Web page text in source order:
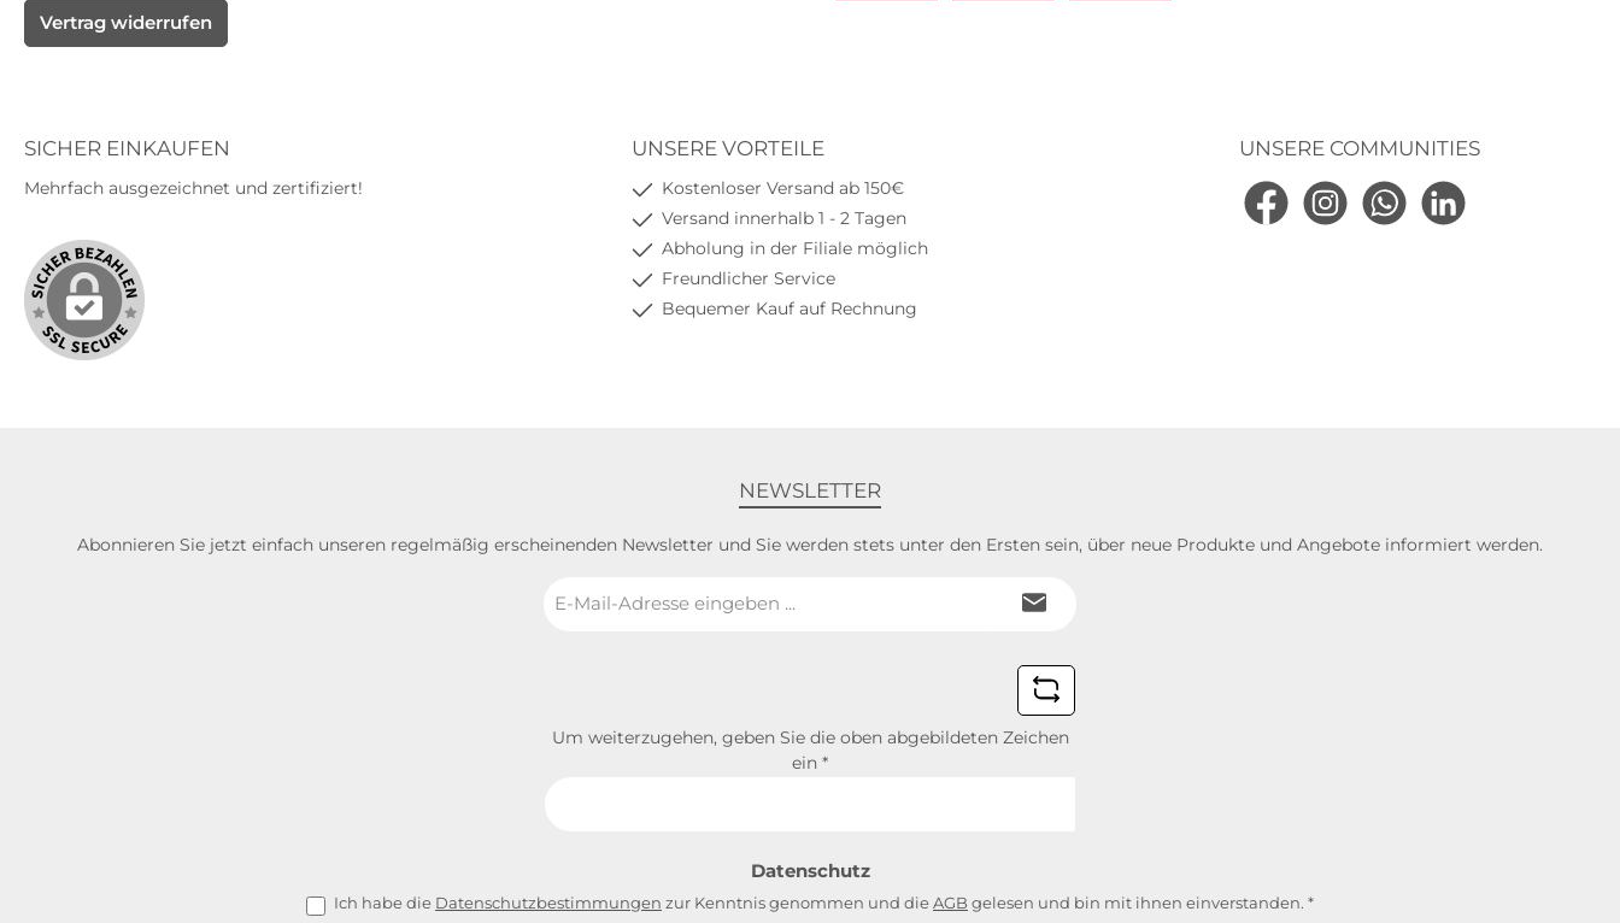
Vertrag widerrufen
SICHER EINKAUFEN
Mehrfach ausgezeichnet und zertifiziert!
UNSERE VORTEILE
Kostenloser Versand ab 150€
Versand innerhalb 1 - 2 Tagen
Abholung in der Filiale möglich
Freundlicher Service
Bequemer Kauf auf Rechnung
UNSERE COMMUNITIES
FacebookInstagramWhatsAppLinkedIn
NEWSLETTER
Abonnieren Sie jetzt einfach unseren regelmäßig erscheinenden Newsletter und Sie werden stets unter den Ersten sein, über neue Produkte und Angebote informiert werden.
Mail-
Um weiterzugehen, geben Sie die oben abgebildeten Zeichen
ein *
Datenschutz
Ich habe die Datenschutzbestimmungen zur Kenntnis genommen und dieAGB gelesen und bin mit ihnen einverstanden. *